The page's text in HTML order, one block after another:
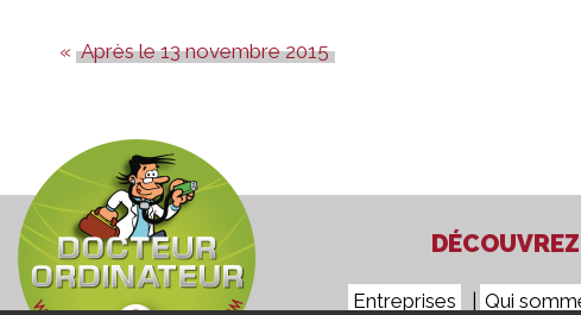
Après le 13 novembre 2015
Entreprises Qui